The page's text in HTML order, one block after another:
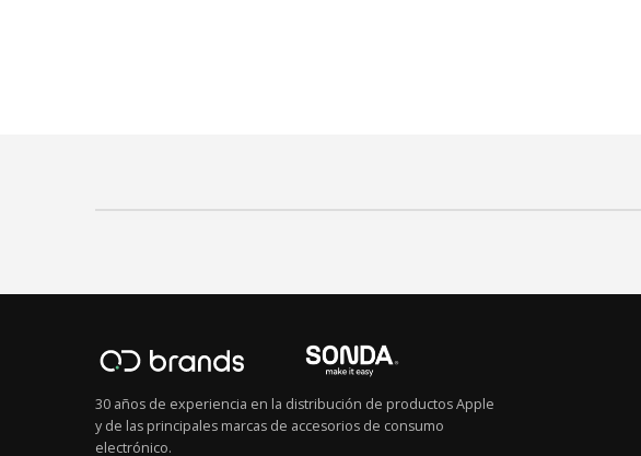
30 años de experiencia en la distribución de productos Apple
y de las principales marcas de accesorios de consumo
electrónico.